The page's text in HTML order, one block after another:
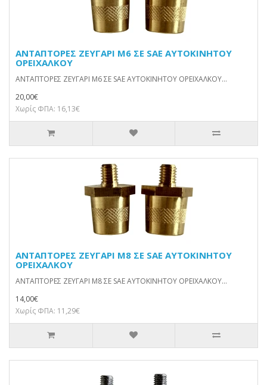
ΑΝΤΑΠΤΟΡΕΣ ΖΕΥΓΑΡΙ M6 ΣΕ SAE ΑΥΤΟΚΙΝΗΤΟΥ
ΟΡΕΙΧΑΛΚΟΥ
ΑΝΤΑΠΤΟΡΕΣ ΖΕΥΓΑΡΙ M6 ΣΕ SAE ΑΥΤΟΚΙΝΗΤΟΥ ΟΡΕΙΧΑΛΚΟΥ...
20,00€
Χωρίς ΦΠΑ: 16,13€
ΑΝΤΑΠΤΟΡΕΣ ΖΕΥΓΑΡΙ M8 ΣΕ SAE ΑΥΤΟΚΙΝΗΤΟΥ
ΟΡΕΙΧΑΛΚΟΥ
ΑΝΤΑΠΤΟΡΕΣ ΖΕΥΓΑΡΙ M8 ΣΕ SAE ΑΥΤΟΚΙΝΗΤΟΥ ΟΡΕΙΧΑΛΚΟΥ...
14,00€
Χωρίς ΦΠΑ: 11,29€